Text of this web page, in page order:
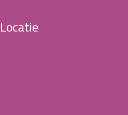
Locatie